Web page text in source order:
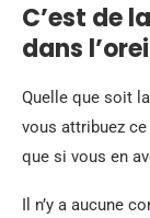
C’est de
dans
Quelle que soit
vous attribuez
que si vous en
Il n’y a aucune